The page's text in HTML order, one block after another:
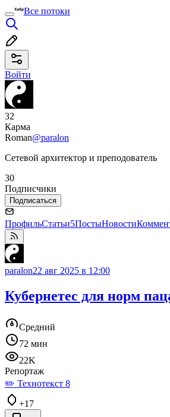
Все потоки
Войти
32
Карма
Roman@paralon
Сетевой архитектор и преподователь
30
Подписчики
Подписаться
ПрофильСтатьи5ПостыНовости
paralon22 авг 2025 в 12:00
Кубернетес для норм
Средний
72 мин
22K
Репортаж
✏️ Технотекст 8
+17